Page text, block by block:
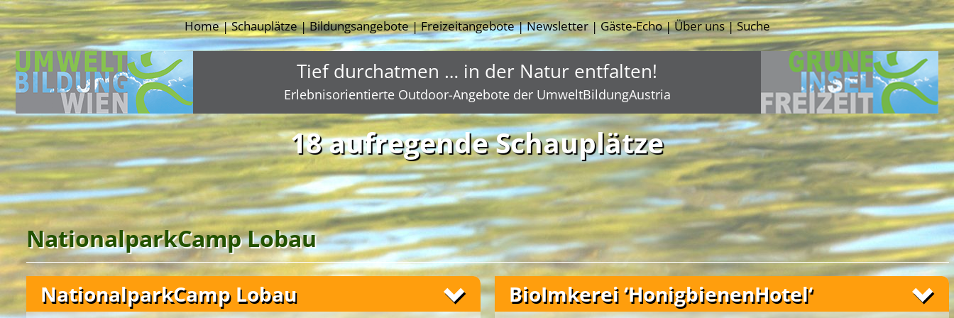
Home|Schauplätze|Bildungsangebote|Freizeitangebote|Newsletter|Gäste-Echo|Über uns|Suche
Tief durchatmen … in der Natur entfalten!
Erlebnisorientierte Outdoor-Angebote der UmweltBildungAustria
18 aufregende Schauplätze
NationalparkCamp Lobau
NationalparkCamp Lobau BioImkerei ‘HonigbienenHotel‘